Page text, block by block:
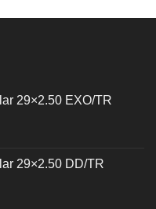
29×2.50 EXO/TR
29×2.50 DD/TR